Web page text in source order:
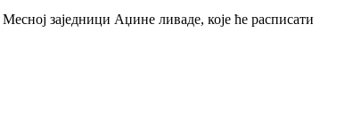
заједници Аџине ливаде, које ће расписати